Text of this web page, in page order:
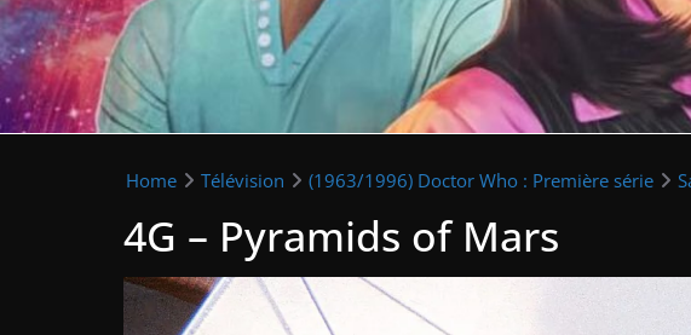
Home Télévision (1963/1996) Doctor Who : Première série
4G – Pyramids of Mars